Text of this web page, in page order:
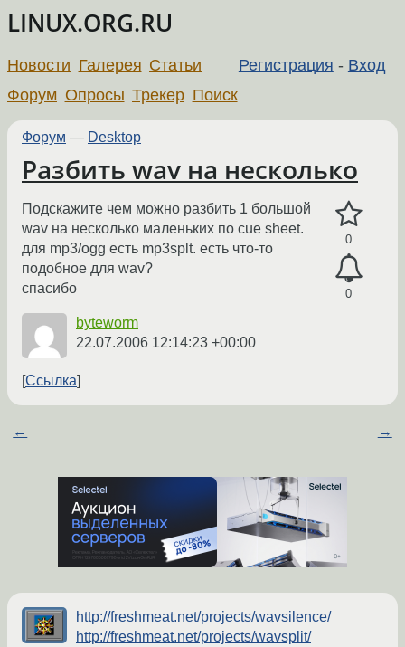
LINUX.ORG.RU
Регистрация - Вход
Новости Галерея Статьи
Форум Опросы Трекер Поиск
Форум — Desktop
Разбить wav на несколько
0
0
Подскажите чем можно разбить 1 большой
wav на несколько маленьких по cue sheet.
для mp3/ogg есть mp3splt. есть что-то
подобное для wav?
спасибо
byteworm
22.07.2006 12:14:23 +00:00
Ссылка
← →
http://freshmeat.net/projects/wavsilence/
http://freshmeat.net/projects/wavsplit/